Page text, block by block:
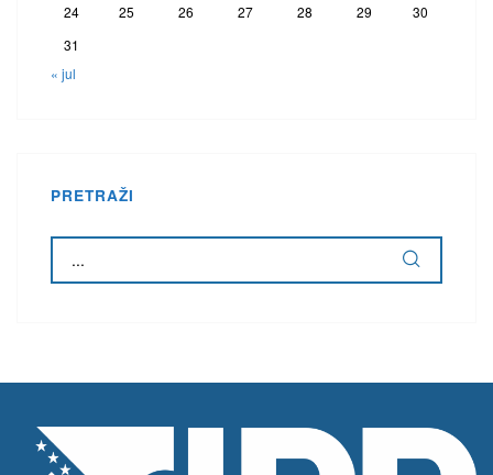
24
25 26 27 28 29
30
31
« jul
PRETRAŽI